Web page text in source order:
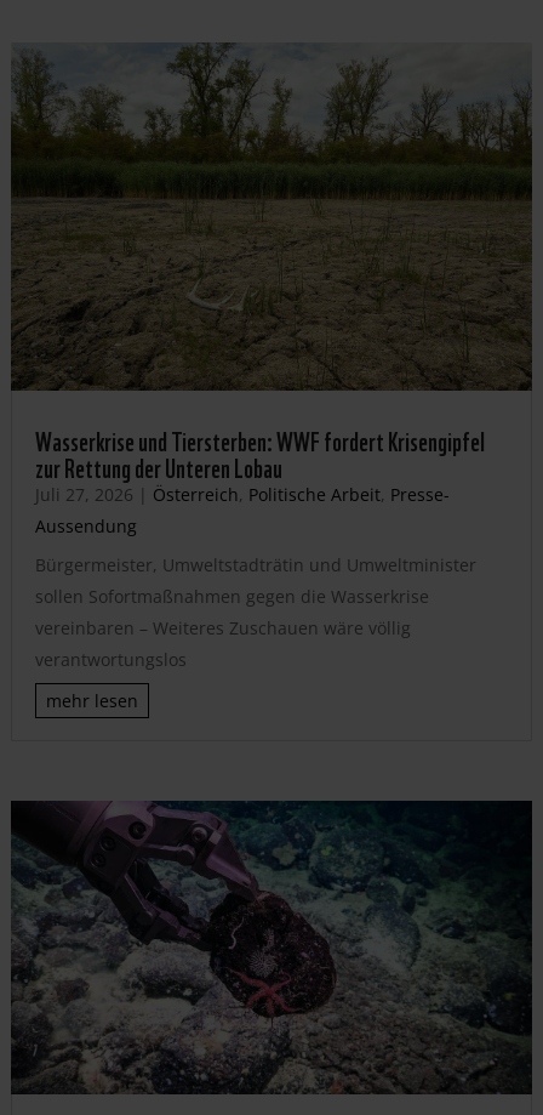
Wasserkrise und Tiersterben: WWF fordert Krisengipfel
zur Rettung der Unteren Lobau
Juli 27, 2026 | Österreich, Politische Arbeit, Presse-
Aussendung
Bürgermeister, Umweltstadträtin und Umweltminister
sollen Sofortmaßnahmen gegen die Wasserkrise
vereinbaren – Weiteres Zuschauen wäre völlig
verantwortungslos
mehr lesen